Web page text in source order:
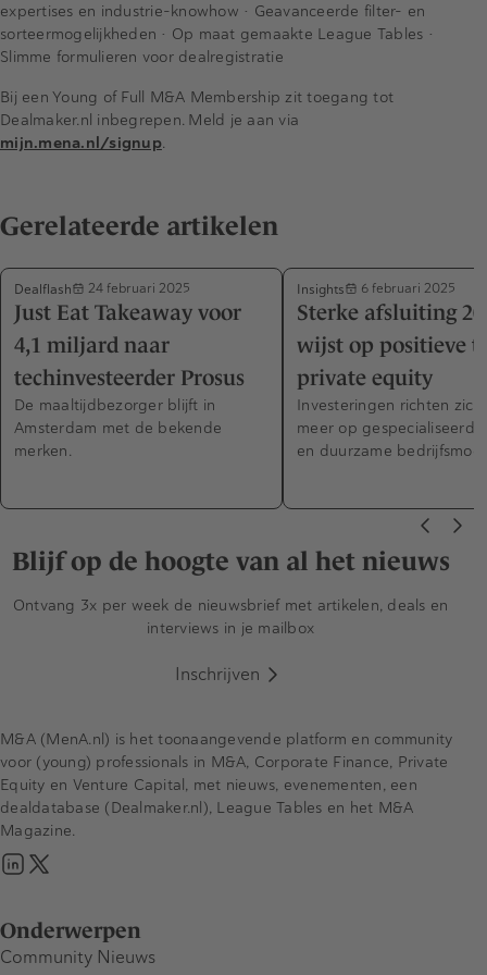
expertises en industrie-knowhow • Geavanceerde filter- en
sorteermogelijkheden • Op maat gemaakte League Tables •
Slimme formulieren voor dealregistratie
Bij een Young of Full M&A Membership zit toegang tot
Dealmaker.nl inbegrepen. Meld je aan via
mijn.mena.nl/signup.
Gerelateerde artikelen
Dealflash 24 februari 2025
Just Eat Takeaway voor
4,1 miljard naar
techinvesteerder Prosus
De maaltijdbezorger blijft in
Amsterdam met de bekende
merken.
Insights 6 februari 2025
Sterke afsluiting
wijst op positieve
private equity
Investeringen richten zich
meer op
en duurzame
Blijf op de hoogte van al het nieuws
Ontvang 3x per week de nieuwsbrief met artikelen, deals en
interviews in je mailbox
Inschrijven
Onderwerpen
Community Nieuws
M&A (MenA.nl) is het toonaangevende platform en community
voor (young) professionals in M&A, Corporate Finance, Private
Equity en Venture Capital, met nieuws, evenementen, een
dealdatabase (Dealmaker.nl), League Tables en het M&A
Magazine.